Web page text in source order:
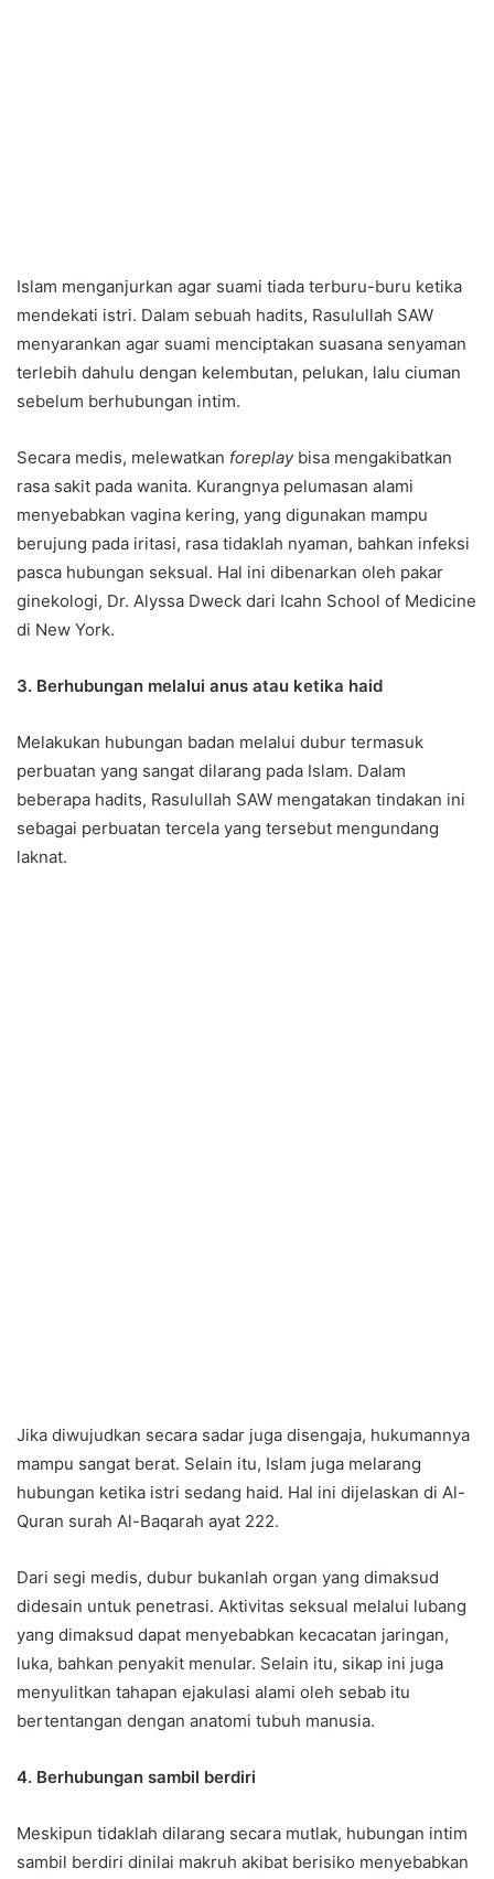
Islam menganjurkan agar suami tiada terburu-buru ketika
mendekati istri. Dalam sebuah hadits, Rasulullah SAW
menyarankan agar suami menciptakan suasana senyaman
terlebih dahulu dengan kelembutan, pelukan, lalu ciuman
sebelum berhubungan intim.
Secara medis, melewatkan foreplay bisa mengakibatkan
rasa sakit pada wanita. Kurangnya pelumasan alami
menyebabkan vagina kering, yang digunakan mampu
berujung pada iritasi, rasa tidaklah nyaman, bahkan infeksi
pasca hubungan seksual. Hal ini dibenarkan oleh pakar
ginekologi, Dr. Alyssa Dweck dari Icahn School of Medicine
di New York.
3. Berhubungan melalui anus atau ketika haid
Melakukan hubungan badan melalui dubur termasuk
perbuatan yang sangat dilarang pada Islam. Dalam
beberapa hadits, Rasulullah SAW mengatakan tindakan ini
sebagai perbuatan tercela yang tersebut mengundang
laknat.
Jika diwujudkan secara sadar juga disengaja, hukumannya
mampu sangat berat. Selain itu, Islam juga melarang
hubungan ketika istri sedang haid. Hal ini dijelaskan di Al-
Quran surah Al-Baqarah ayat 222.
Dari segi medis, dubur bukanlah organ yang dimaksud
didesain untuk penetrasi. Aktivitas seksual melalui lubang
yang dimaksud dapat menyebabkan kecacatan jaringan,
luka, bahkan penyakit menular. Selain itu, sikap ini juga
menyulitkan tahapan ejakulasi alami oleh sebab itu
bertentangan dengan anatomi tubuh manusia.
4. Berhubungan sambil berdiri
Meskipun tidaklah dilarang secara mutlak, hubungan intim
sambil berdiri dinilai makruh akibat berisiko menyebabkan